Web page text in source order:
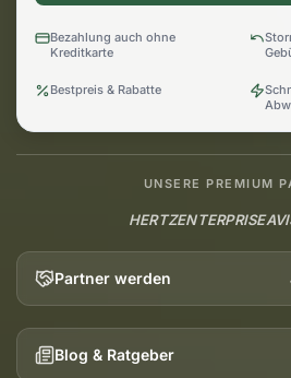
Bezahlung auch ohne
Kreditkarte
Bestpreis & Rabatte
UNSERE PREMIUM
HERTZENTERPRISE
Partner werden
Blog & Ratgeber